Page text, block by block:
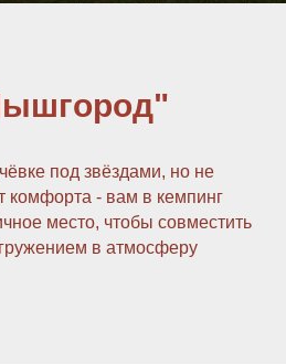
под звёздами, но не
комфорта - вам в кемпинг
место, чтобы совместить
в атмосферу